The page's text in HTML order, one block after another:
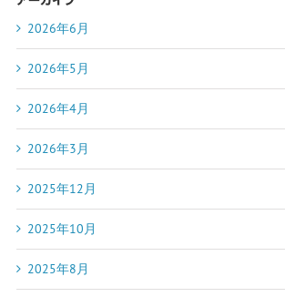
2026年6月
2026年5月
2026年4月
2026年3月
2025年12月
2025年10月
2025年8月